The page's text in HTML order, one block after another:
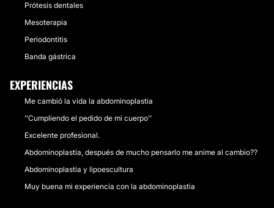
Prótesis dentales
Mesoterapia
Periodontitis
Banda gástrica
EXPERIENCIAS
Me cambió la vida la abdominoplastia
''Cumpliendo el pedido de mi cuerpo''
Excelente profesional.
Abdominoplastía, después de mucho pensarlo me anime al cambio??
Abdominoplastia y lipoescultura
Muy buena mi experiencia con la abdominoplastia